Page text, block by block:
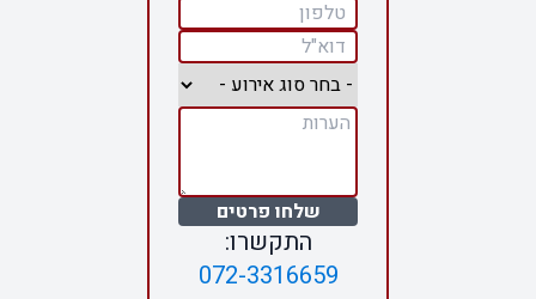
שלחו פרטים
התקשרו:
072-3316659